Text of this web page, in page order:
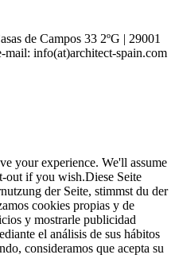
de Campos 33 2ºG | 29001
mail: info(at)architect-spain.com
your experience. We'll assume
out if you wish.Diese Seite
der Seite, stimmst du der
cookies propias y de
y mostrarle publicidad
el análisis de sus hábitos
consideramos que acepta su